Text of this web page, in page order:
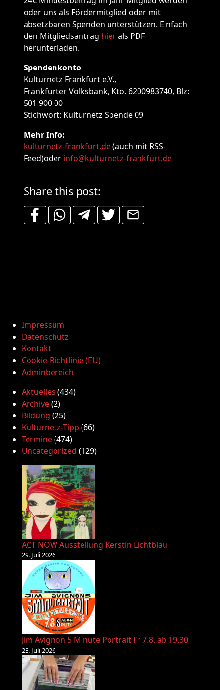
oder uns als Fördermitglied oder mit
absetzbaren Spenden unterstützen. Einfach
den Mitgliedsantrag hierals PDF
herunterladen.
Spendenkonto:
Kulturnetz Frankfurt e.V.,
Frankfurter Volksbank, Kto. 6200983740, Blz:
501 900 00
Stichwort: Kulturnetz Spende 09
Mehr Info:
kulturnetz-frankfurt.de(auch mit RSS-
Feed)oder info@kulturnetz-frankfurt.de
Share this post:
Impressum
Datenschutz
Kontakt
Cookie-Richtlinie (EU)
Adminbereich
Aktuelles (434)
Archive(2)
Bildung (25)
Kulturnetz-Tipp (66)
Termine(474)
Uncategorized (129)
ACT NOW Ausstellung Kerstin Lichtblau
29. Juli 2026
Jim Avignon 5 Minute Portrait Fr 7.8. ab 19.30
23. Juli 2026